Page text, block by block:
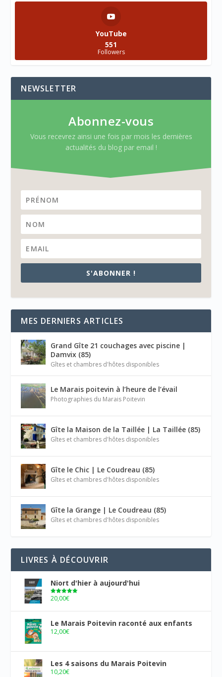
YouTube
551
Followers
NEWSLETTER
Abonnez-vous
Vous recevrez ainsi une fois par mois les dernières
actualités du blog par email !
S'ABONNER !
MES DERNIERS ARTICLES
Grand Gîte 21 couchages avec piscine |
Damvix (85)
Gîtes et chambres d'hôtes disponibles
Le Marais poitevin à l’heure de l’évail
Photographies du Marais Poitevin
Gîte la Maison de la Taillée | La Taillée (85)
Gîtes et chambres d'hôtes disponibles
Gîte le Chic | Le Coudreau (85)
Gîtes et chambres d'hôtes disponibles
Gîte la Grange | Le Coudreau (85)
Gîtes et chambres d'hôtes disponibles
LIVRES À DÉCOUVRIR
Niort d'hier à aujourd'hui
Note5.00
20,00€
Le Marais Poitevin raconté aux enfants
12,00€
Les 4 saisons du Marais Poitevin
10,20€